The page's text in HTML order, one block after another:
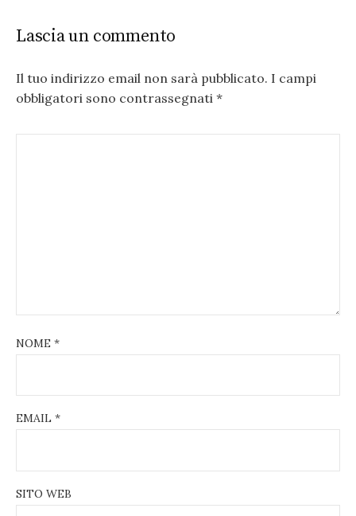
Lascia un commento
Il tuo indirizzo email non sarà pubblicato. I campi
obbligatori sono contrassegnati *
NOME *
EMAIL *
SITO WEB